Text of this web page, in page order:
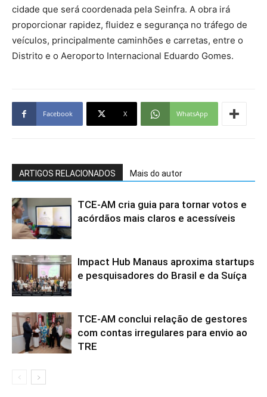
cidade que será coordenada pela Seinfra. A obra irá
proporcionar rapidez, fluidez e segurança no tráfego de
veículos, principalmente caminhões e carretas, entre o
Distrito e o Aeroporto Internacional Eduardo Gomes.
Facebook X WhatsApp
ARTIGOS RELACIONADOS Mais do autor
TCE-AM cria guia para tornar votos e
acórdãos mais claros e acessíveis
Impact Hub Manaus aproxima startups
e pesquisadores do Brasil e da Suíça
TCE-AM conclui relação de gestores
com contas irregulares para envio ao
TRE